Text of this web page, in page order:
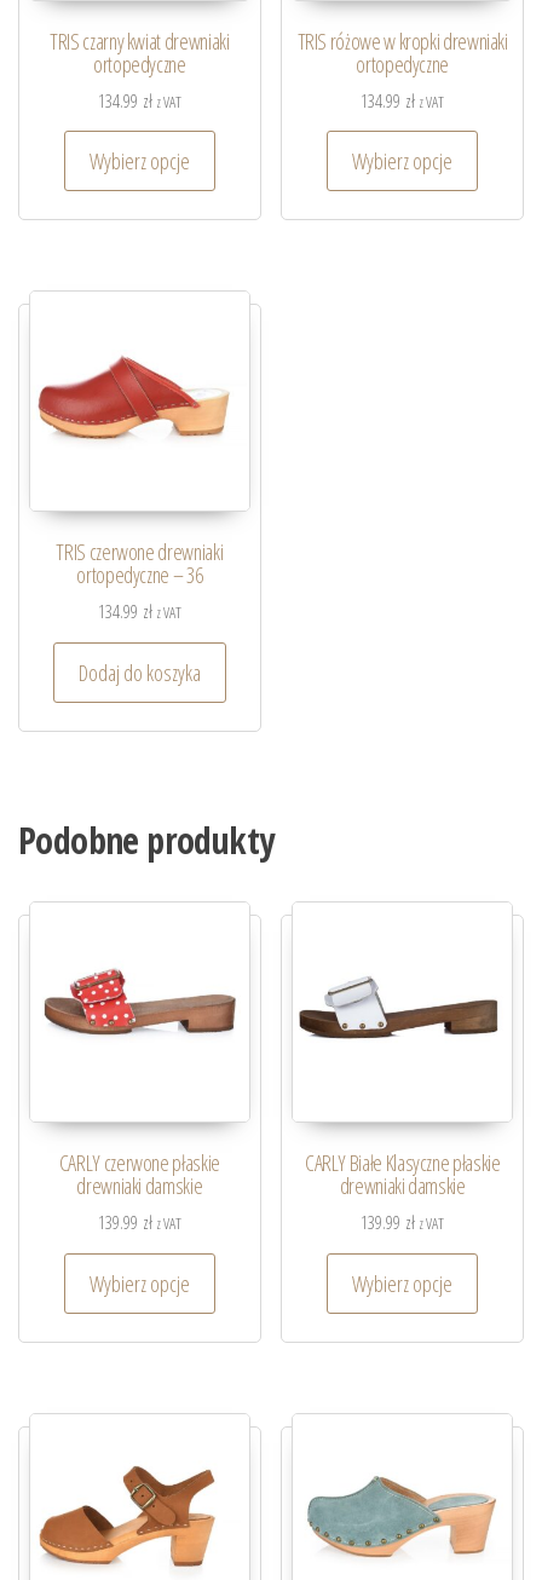
TRIS czarny kwiat drewniaki
ortopedyczne
134.99 zł z VAT
Wybierz opcje
TRIS różowe w kropki drewniaki
ortopedyczne
134.99 zł z VAT
Wybierz opcje
TRIS czerwone drewniaki
ortopedyczne – 36
134.99 zł z VAT
Dodaj do koszyka
Podobne produkty
CARLY czerwone płaskie
drewniaki damskie
139.99 zł z VAT
Wybierz opcje
CARLY Białe Klasyczne płaskie
drewniaki damskie
139.99 zł z VAT
Wybierz opcje